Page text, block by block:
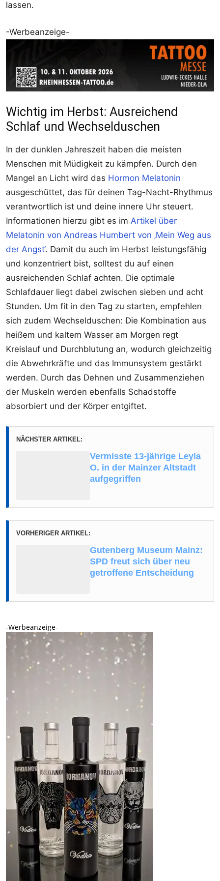
lassen.
-Werbeanzeige-
Wichtig im Herbst: Ausreichend
Schlaf und Wechselduschen
In der dunklen Jahreszeit haben die meisten
Menschen mit Müdigkeit zu kämpfen. Durch den
Mangel an Licht wird das Hormon Melatonin
ausgeschüttet, das für deinen Tag-Nacht-Rhythmus
verantwortlich ist und deine innere Uhr steuert.
Informationen hierzu gibt es im Artikel über
Melatonin von Andreas Humbert von ‚Mein Weg aus
der Angst‘. Damit du auch im Herbst leistungsfähig
und konzentriert bist, solltest du auf einen
ausreichenden Schlaf achten. Die optimale
Schlafdauer liegt dabei zwischen sieben und acht
Stunden. Um fit in den Tag zu starten, empfehlen
sich zudem Wechselduschen: Die Kombination aus
heißem und kaltem Wasser am Morgen regt
Kreislauf und Durchblutung an, wodurch gleichzeitig
die Abwehrkräfte und das Immunsystem gestärkt
werden. Durch das Dehnen und Zusammenziehen
der Muskeln werden ebenfalls Schadstoffe
absorbiert und der Körper entgiftet.
NÄCHSTER ARTIKEL:
Vermisste 13-jährige Leyla
O. in der Mainzer Altstadt
aufgegriffen
VORHERIGER ARTIKEL:
Gutenberg Museum Mainz:
SPD freut sich über neu
getroffene Entscheidung
-Werbeanzeige-